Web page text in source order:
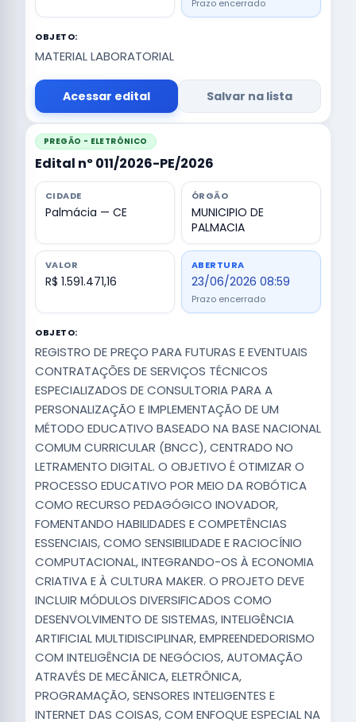
Prazo encerrado
OBJETO:
MATERIAL LABORATORIAL
Acessar edital Salvar na lista
PREGÃO - ELETRÔNICO
Edital nº 011/2026-PE/2026
CIDADE
Palmácia — CE
ÓRGÃO
MUNICIPIO DE
PALMACIA
VALOR
R$ 1.591.471,16
ABERTURA
23/06/2026 08:59
Prazo encerrado
OBJETO:
REGISTRO DE PREÇO PARA FUTURAS E EVENTUAIS
CONTRATAÇÕES DE SERVIÇOS TÉCNICOS
ESPECIALIZADOS DE CONSULTORIA PARA A
PERSONALIZAÇÃO E IMPLEMENTAÇÃO DE UM
MÉTODO EDUCATIVO BASEADO NA BASE NACIONAL
COMUM CURRICULAR (BNCC), CENTRADO NO
LETRAMENTO DIGITAL. O OBJETIVO É OTIMIZAR O
PROCESSO EDUCATIVO POR MEIO DA ROBÓTICA
COMO RECURSO PEDAGÓGICO INOVADOR,
FOMENTANDO HABILIDADES E COMPETÊNCIAS
ESSENCIAIS, COMO SENSIBILIDADE E RACIOCÍNIO
COMPUTACIONAL, INTEGRANDO-OS À ECONOMIA
CRIATIVA E À CULTURA MAKER. O PROJETO DEVE
INCLUIR MÓDULOS DIVERSIFICADOS COMO
DESENVOLVIMENTO DE SISTEMAS, INTELIGÊNCIA
ARTIFICIAL MULTIDISCIPLINAR, EMPREENDEDORISMO
COM INTELIGÊNCIA DE NEGÓCIOS, AUTOMAÇÃO
ATRAVÉS DE MECÂNICA, ELETRÔNICA,
PROGRAMAÇÃO, SENSORES INTELIGENTES E
INTERNET DAS COISAS, COM ENFOQUE ESPECIAL NA